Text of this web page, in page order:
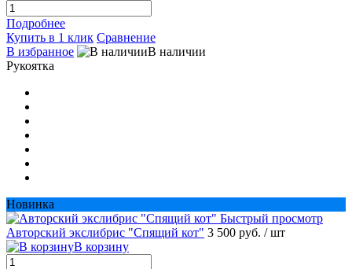
Подробнее
Купить в 1 клик Сравнение
В избранное
В наличии
Рукоятка
Новинка
Быстрый просмотр
Авторский экслибрис "Спящий кот" 3 500 руб. / шт
В корзину